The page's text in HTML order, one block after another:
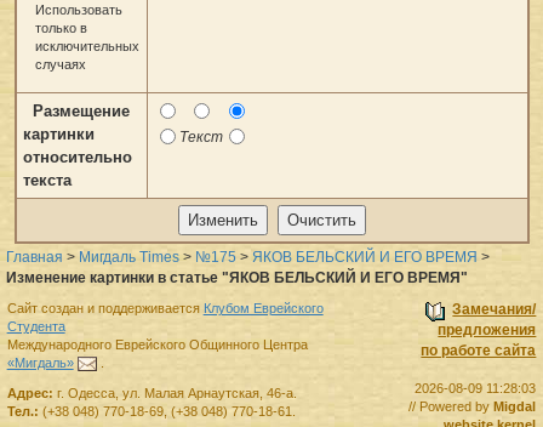
Использовать
только в
исключительных
случаях
Размещение
картинки
относительно
текста
Текст
Главная > Мигдаль Times > №175 > ЯКОВ БЕЛЬСКИЙ И ЕГО ВРЕМЯ >
Изменение картинки в статье "ЯКОВ БЕЛЬСКИЙ И ЕГО ВРЕМЯ"
Замечания/
предложения
по работе сайта
2026-08-09 11:28:03
// Powered by Migdal
Сайт создан и поддерживается Клубом Еврейского
Студента
Международного Еврейского Общинного Центра
«Мигдаль»
Адрес: г. Одесса, ул. Малая Арнаутская, 46-а.
Тел.: (+38 048) 770-18-69, (+38 048) 770-18-61